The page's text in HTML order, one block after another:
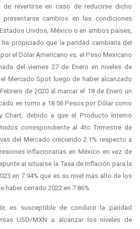
de revertirse en caso de reducirse dicho
cambios en las condiciones
Unidos, México o en ambos países,
propiciado que la paridad cambiaria del
el Dólar Americano vs; el Peso Mexicano
del viernes 27 de Enero en niveles de
Mercado Spot luego de haber alcanzado
de 2020 al marcar el 18 de Enero un
en torno a 18.56 Pesos por Dólar como
Chart, debido a que el Producto Interno
correspondiente al 4to Trimestre de
del Mercado creciendo 2.1% respecto a
inflacionarias en México en vez de
al situarse la Tasa de Inflación para la
en 7.94% que es su nivel más alto de los
cerrado 2022 en 7.86%.
es susceptible de conducir la paridad
USD/MXN a alcanzar los niveles de